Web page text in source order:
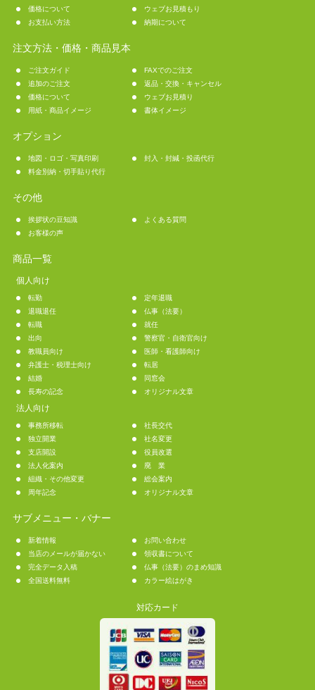
価格について
ウェブお見積もり
お支払い方法
納期について
注文方法・価格・商品見本
ご注文ガイド
FAXでのご注文
追加のご注文
返品・交換・キャンセル
価格について
ウェブお見積り
用紙・商品イメージ
書体イメージ
オプション
地図・ロゴ・写真印刷
封入・封緘・投函代行
料金別納・切手貼り代行
その他
挨拶状の豆知識
よくある質問
お客様の声
商品一覧
個人向け
転勤
定年退職
退職退任
仏事（法要）
転職
就任
出向
警察官・自衛官向け
教職員向け
医師・看護師向け
弁護士・税理士向け
転居
結婚
同窓会
長寿の記念
オリジナル文章
法人向け
事務所移転
社長交代
独立開業
社名変更
支店開設
役員改選
法人化案内
廃 業
組織・その他変更
総会案内
周年記念
オリジナル文章
サブメニュー・バナー
新着情報
お問い合わせ
当店のメールが届かない
領収書について
完全データ入稿
仏事（法要）のまめ知識
全国送料無料
カラー絵はがき
対応カード